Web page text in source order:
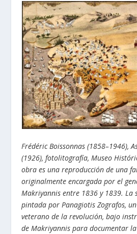
Frédéric Boissonnas (1858–1946),
(1926), fotolitografía, Museo
obra es una reproducción de una
originalmente encargada por el
Makriyannis entre 1836 y 1839. La
pintada por Panagiotis Zografos,
veterano de la revolución, bajo
de Makriyannis para documentar